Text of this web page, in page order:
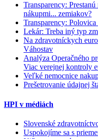
Transparency:
nákupmi... zemiakov?
Transparency: Polovica
Lekár: Treba iný typ
Na zdravotníckych
Váhostav
Analýza Operačného
Viac verejnej kontroly
Veľké nemocnice
Prešetrovanie údajnej
HPI v médiách
Slovenské
Uspokojíme sa s